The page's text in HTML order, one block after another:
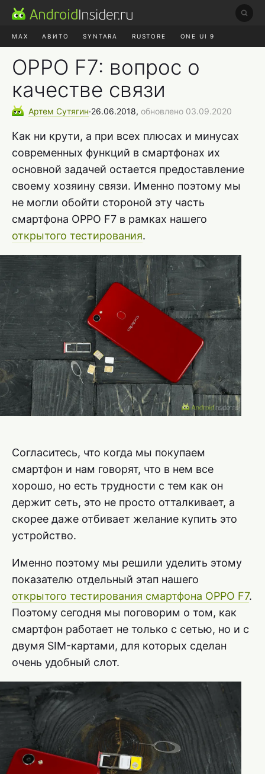
MAX АВИТО SYNTARA RUSTORE ONE UI 9
OPPO F7: вопрос о
качестве связи
Артем Сутягин∙26.06.2018, обновлено 03.09.2020
Как ни крути, а при всех плюсах и минусах
современных функций в смартфонах их
основной задачей остается предоставление
своему хозяину связи. Именно поэтому мы
не могли обойти стороной эту часть
смартфона OPPO F7 в рамках нашего
открытого тестирования.
Согласитесь, что когда мы покупаем
смартфон и нам говорят, что в нем все
хорошо, но есть трудности с тем как он
держит сеть, это не просто отталкивает, а
скорее даже отбивает желание купить это
устройство.
Именно поэтому мы решили уделить этому
показателю отдельный этап нашего
открытого тестирования смартфона OPPO F7.
Поэтому сегодня мы поговорим о том, как
смартфон работает не только с сетью, но и с
двумя SIM-картами, для которых сделан
очень удобный слот.